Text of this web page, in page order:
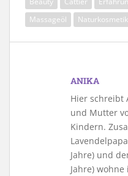
Massageöl
Naturkosmetik
ANIKA
Hier schreibt
und Mutter
Kindern.
Jahre) und
Jahre)